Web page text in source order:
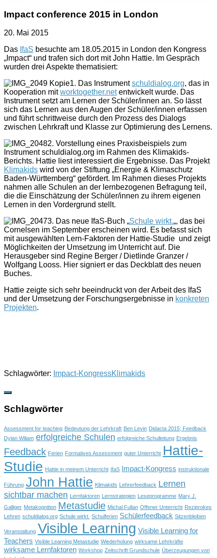
Impact conference 2015 in London
20. Mai 2015
Das IfaS besuchte am 18.05.2015 in London den Kongress
„Impact“ und trafen sich dort mit John Hattie. Im Gespräch
wurden drei Aspekte thematisiert:
1. Das Instrumentschuldialog.org, das in
Kooperation mitworktogether.netentwickelt wurde. Das
Instrument setzt am Lernen der Schüler/innen an. So lässt
sich das Lernen aus den Augen der Schüler/innen erfassen
und führt schrittweise durch den Prozess des Dialogs
zwischen Lehrkraft und Klasse zur Optimierung des Lernens.
2. Vorstellung eines Praxisbeispiels zum
Instrument schuldialog.org im Rahmen des Klimakids-
Berichts. Hattie liest interessiert die Ergebnisse. Das Projekt
Klimakids wird von der Stiftung „Energie & Klimaschutz
Baden-Württemberg“ gefördert. Im Rahmen dieses Projekts
nahmen alle Schulen an der lernbezogenen Befragung teil,
die die Einschätzung der Schüler/innen zu ihrem eigenen
Lernen in den Vordergrund stellt.
3. Das neue IfaS-Buch „Schule wirkt.„, das bei
Cornelsen im September erscheinen wird. Es befasst sich
mit ausgewählten Lern-Faktoren der Hattie-Studie und zeigt
Möglichkeiten der Umsetzung im Unterricht auf. Die
Herausgeber sind Regine Berger / Dietlinde Granzer /
Wolfgang Looss. Hier signiert er das Deckblatt des neuen
Buches.
Hattie zeigte sich sehr beeindruckt von der Arbeit des IfaS
und der Umsetzung der Forschungsergebnisse in konkreten
Projekten.
Schlagwörter: Impact-KongressKlimakids
Schlagwörter
Assessment for teaching Bedeutung der Lehrkraft Ben Levin Didacta 2015; Feedback
Dylan Wiliam erfolgreiche Schulen erfolgreiche Schulleitung Ergebnis
Feedback Ferien Formatives Assessment guter Unterricht Hattie-
Studie Hattie in meinem Unterricht IfaS Impact-Kongress instruktionale
Führung John Hattie Klimakids Lehrerfeedback Lernen
sichtbar machen Lernfaktoren Lernstrategien Leseprogramme Mary J.
Galliger Metakognition Metastudie Michal Fullan Offener Unterricht Reziprokes
Lehren schuldialog.org Schule wirkt. Schulferien Schülerfeedback Sitzenbleiben
Veranstaltung Visible Learning Visible Learning for
Teachers Visible Learning Metastudie Wiederholung wirksame Lehrkräfte
wirksame Lernfaktoren Workshop Zeitschrift Grundschule Überzeugungen von